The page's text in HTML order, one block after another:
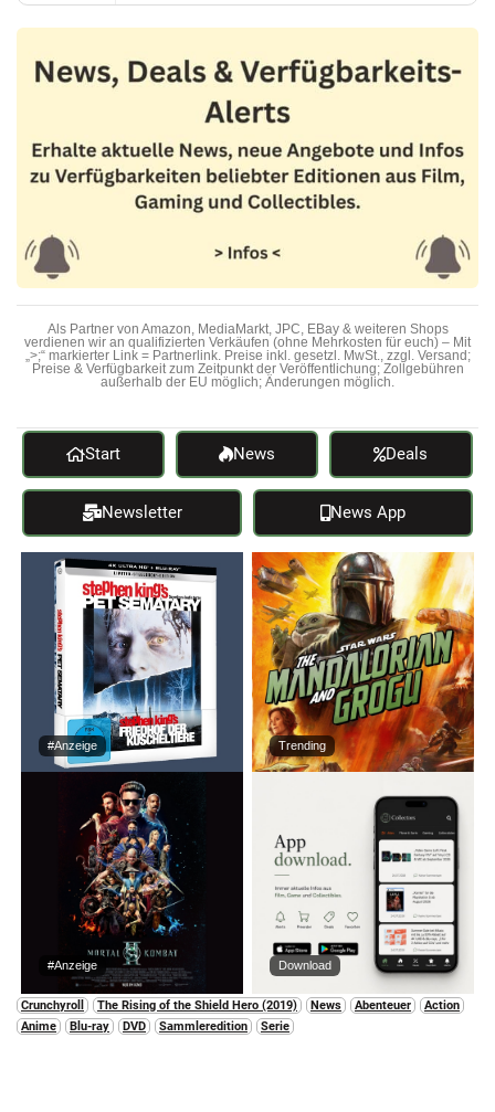
Als Partner von Amazon, MediaMarkt, JPC, EBay & weiteren Shops
verdienen wir an qualifizierten Verkäufen (ohne Mehrkosten für euch) – Mit
„>;“ markierter Link = Partnerlink. Preise inkl. gesetzl. MwSt., zzgl. Versand;
Preise & Verfügbarkeit zum Zeitpunkt der Veröffentlichung; Zollgebühren
außerhalb der EU möglich; Änderungen möglich.
Start News Deals
Newsletter News App
#Anzeige Trending
#Anzeige Download
Crunchyroll The Rising of the Shield Hero (2019) News Abenteuer
Action
Anime
Blu-ray DVD Sammleredition Serie